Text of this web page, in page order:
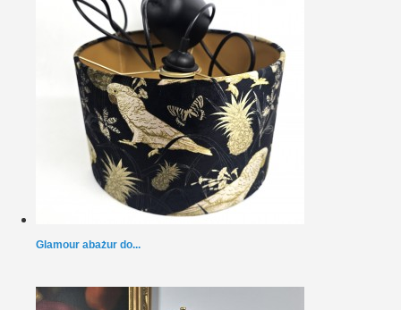
Glamour abażur do...